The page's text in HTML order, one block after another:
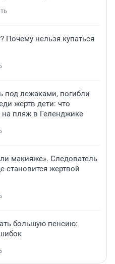
Почему нельзя купаться
под лежаками, погибли
жертв дети: что
на пляж в Геленджике
макияже». Следователь
становится жертвой
большую пенсию: